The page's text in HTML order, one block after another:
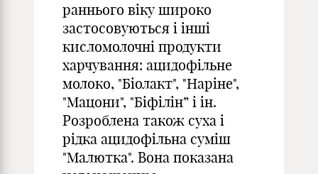
раннього віку широко
застосовуються і інші
кисломолочні продукти
харчування: ацидофільне
молоко, "Біолакт", "Наріне",
"Мацони", "Біфілін” і ін.
Розроблена також суха і
рідка ацидофільна суміш
"Малютка". Вона показана